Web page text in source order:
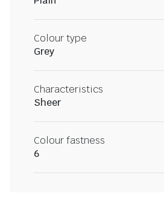
Colour type
Grey
Characteristics
Sheer
Colour fastness
6